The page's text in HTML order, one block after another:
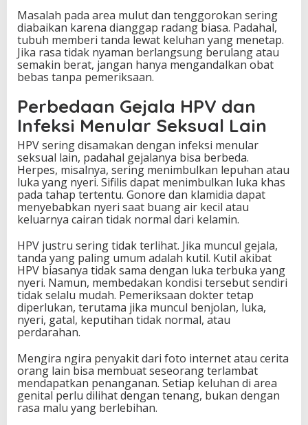
Masalah pada area mulut dan tenggorokan sering
diabaikan karena dianggap radang biasa. Padahal,
tubuh memberi tanda lewat keluhan yang menetap.
Jika rasa tidak nyaman berlangsung berulang atau
semakin berat, jangan hanya mengandalkan obat
bebas tanpa pemeriksaan.
Perbedaan Gejala HPV dan
Infeksi Menular Seksual Lain
HPV sering disamakan dengan infeksi menular
seksual lain, padahal gejalanya bisa berbeda.
Herpes, misalnya, sering menimbulkan lepuhan atau
luka yang nyeri. Sifilis dapat menimbulkan luka khas
pada tahap tertentu. Gonore dan klamidia dapat
menyebabkan nyeri saat buang air kecil atau
keluarnya cairan tidak normal dari kelamin.
HPV justru sering tidak terlihat. Jika muncul gejala,
tanda yang paling umum adalah kutil. Kutil akibat
HPV biasanya tidak sama dengan luka terbuka yang
nyeri. Namun, membedakan kondisi tersebut sendiri
tidak selalu mudah. Pemeriksaan dokter tetap
diperlukan, terutama jika muncul benjolan, luka,
nyeri, gatal, keputihan tidak normal, atau
perdarahan.
Mengira ngira penyakit dari foto internet atau cerita
orang lain bisa membuat seseorang terlambat
mendapatkan penanganan. Setiap keluhan di area
genital perlu dilihat dengan tenang, bukan dengan
rasa malu yang berlebihan.